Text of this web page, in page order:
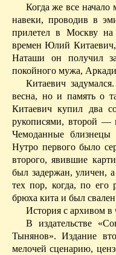
Когда же все начало
навеки, проводив в
прилетел в Москву на
времен Юлий
Наташи он получил
покойного мужа,
Китаевич
весна, но и память о
Китаевич купил два
рукописями, второй —
Чемоданные близнецы
Нутро первого было
второго, явившие
был задержан, уличен,
тех пор, когда, по его
брюха кита и был
История с архивом в
В издательстве
Тынянов». Издание
мелочей сценарию,